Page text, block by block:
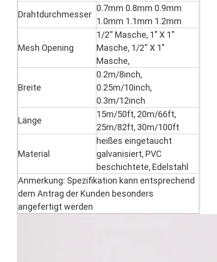
Edelstahlmaschengurt
Spiraldrahtgeflecht
Hochtemperatur-Maschendraht
Nahrung Mesh Belt
Förderkette-Platte
Foto-voltaischer SolarMesh Belt
Kette Mesh Belt
Gewundener Gefrierschrank-Gurt
Drahtdurchmesser
0.7mm 0.8mm 0.9mm
1.0mm 1.1mm 1.2mm
Mesh Opening
1/2“ Masche, 1" X 1"
Masche, 1/2“ X 1"
Masche,
Breite
0.2m/8inch,
0.25m/10inch,
0.3m/12inch
Länge
15m/50ft, 20m/66ft,
25m/82ft, 30m/100ft
Material
heißes eingetaucht
galvanisiert, PVC
beschichtete, Edelstahl
Anmerkung: Spezifikation kann entsprechend
dem Antrag der Kunden besonders
angefertigt werden